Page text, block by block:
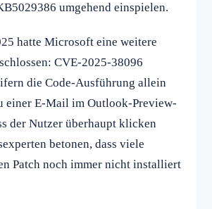
umgehend einspielen.
hatte Microsoft eine weitere
CVE-2025-38096
die Code-Ausführung allein
einer E-Mail im Outlook-Preview-
der Nutzer überhaupt klicken
betonen, dass viele
Patch noch immer nicht installiert